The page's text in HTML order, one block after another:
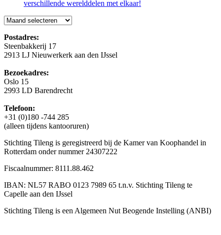
verschillende werelddelen met elkaar!
Blog
Postadres:
Steenbakkerij 17
2913 LJ Nieuwerkerk aan den IJssel
Bezoekadres:
Oslo 15
2993 LD Barendrecht
Telefoon:
+31 (0)180 -744 285
(alleen tijdens kantooruren)
Stichting Tileng is geregistreerd bij de Kamer van Koophandel in
Rotterdam onder nummer 24307222
Fiscaalnummer: 8111.88.462
IBAN: NL57 RABO 0123 7989 65 t.n.v. Stichting Tileng te
Capelle aan den IJssel
Stichting Tileng is een Algemeen Nut Beogende Instelling (ANBI)